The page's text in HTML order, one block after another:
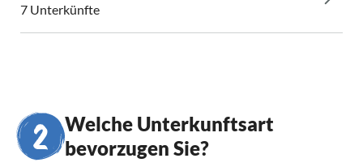
7 Unterkünfte
Welche Unterkunftsart
bevorzugen Sie?